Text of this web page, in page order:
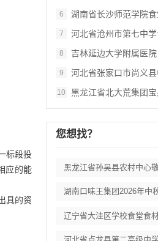
标段投
应的能
具的资
6 湖南省长沙师范学院食堂物
7 河北省沧州市第七中学食堂
8 吉林延边大学附属医院（延
9 河北省张家口市尚义县中小
10 黑龙江省北大荒集团宝泉岭
您想找？
湖南口味王集团2026年中